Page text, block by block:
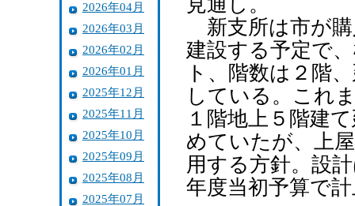
2026年04月
2026年03月
2026年02月
2026年01月
2025年12月
2025年11月
2025年10月
2025年09月
2025年08月
2025年07月
新支所は市が購
建設する予定で
ト、階数は２階
している。これ
１階地上５階建
めていたが、上
用する方針。設
年度当初予算で